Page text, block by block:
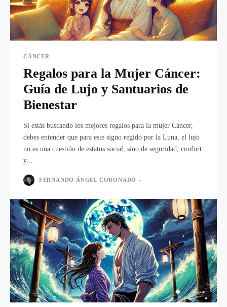
CÁNCER
Regalos para la Mujer Cáncer:
Guía de Lujo y Santuarios de
Bienestar
Si estás buscando los mejores regalos para la mujer Cáncer,
debes entender que para este signo regido por la Luna, el lujo
no es una cuestión de estatus social, sino de seguridad, confort
y...
FERNANDO ÁNGEL CORONADO -